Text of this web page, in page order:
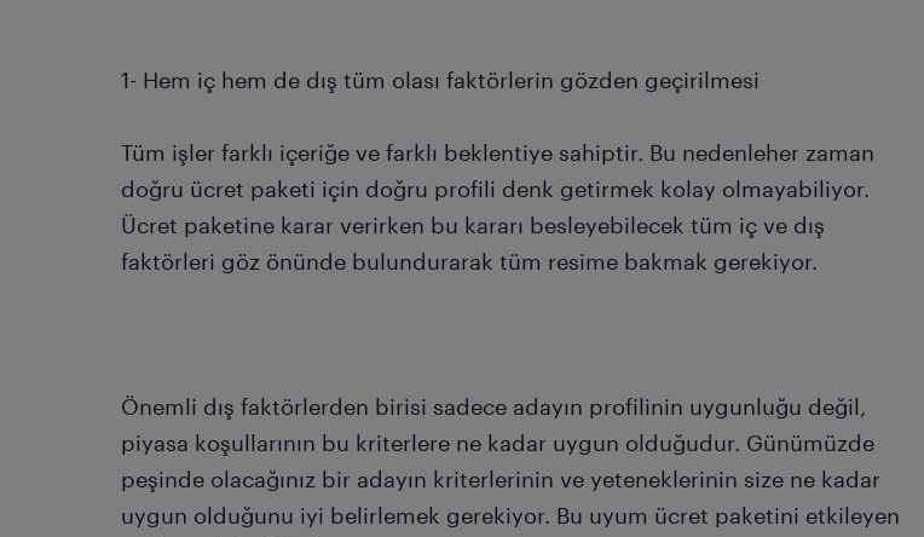
1- Hem iç hem de dış tüm olası faktörlerin gözden geçirilmesi
Tüm işler farklı içeriğe ve farklı beklentiye sahiptir. Bu nedenleher zaman
doğru ücret paketi için doğru profili denk getirmek kolay olmayabiliyor.
Ücret paketine karar verirken bu kararı besleyebilecek tüm iç ve dış
faktörleri göz önünde bulundurarak tüm resime bakmak gerekiyor.
Önemli dış faktörlerden birisi sadece adayın profilinin uygunluğu değil,
piyasa koşullarının bu kriterlere ne kadar uygun olduğudur. Günümüzde
peşinde olacağınız bir adayın kriterlerinin ve yeteneklerinin size ne kadar
uygun olduğunu iyi belirlemek gerekiyor. Bu uyum ücret paketini etkileyen